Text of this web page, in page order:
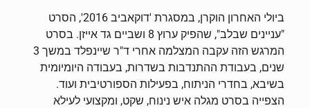
ביולי האחרון הוקרן, במסגרת 'דוקאביב 2016', הסרט
"עניינים שבלב", שהפיק ערוץ 8 ושביים גד אייזן. בסרט
המרגש הזה עקבה המצלמה אחרי ד"ר שיינפלד במשך 3
שנים, בעבודת ההתנדבות בשדרות, בעבודה היומיומית
בשיבא, בחדרי הניתוח, בפעילות הספורטיבית ועוד.
הצפייה בסרט מגלה איש נינוח, שקט, ומקצועי לעילא